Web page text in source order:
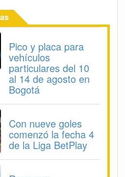
Pico y placa para
vehículos
particulares del 10
al 14 de agosto en
Bogotá
Con nueve goles
comenzó la fecha 4
de la Liga BetPlay